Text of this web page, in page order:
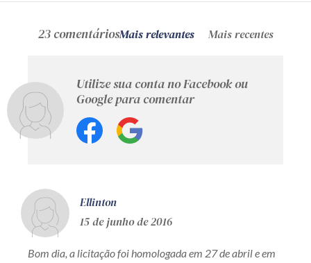
23 comentáriosMais relevantes Mais recentes
Utilize sua conta no Facebook ou
Google para comentar
Ellinton
15 de junho de 2016
Bom dia, a licitação foi homologada em 27 de abril e em